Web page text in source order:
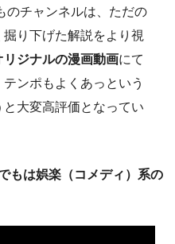
のチャンネルは、ただの
り下げた解説をより視
リジナルの漫画動画にて
ンポもよくあっという
大変高評価となってい
もは娯楽（コメディ）系の